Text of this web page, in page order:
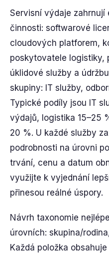
Servisní výdaje zahrnují
činnosti: softwarové
cloudových platforem,
poskytovatele logistiky,
úklidové služby a
skupiny: IT služby,
Typické podíly jsou IT
výdajů, logistika 15–25
20 %. U každé služby
podrobnosti na úrovni
trvání, cenu a datum
využijte k vyjednání
přinesou reálné úspory.
Návrh taxonomie
úrovních: skupina/
Každá položka